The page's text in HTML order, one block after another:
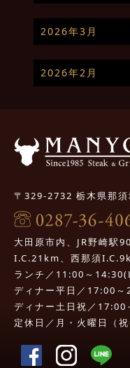
2026年3月
2026年2月
〒329-2732 栃木県那
大田原市内、JR野崎駅
I.C.21km、西那須
ランチ／11:00～
ディナー平日／17:00
ディナー土日祝／
定休日／月・火曜日（